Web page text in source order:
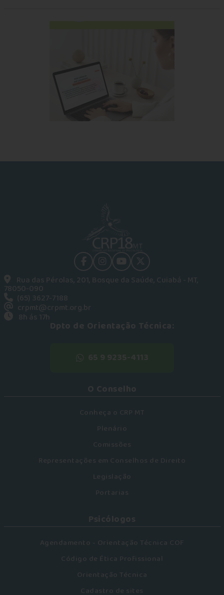
facebookinstagram
youtubeTwitter
Rua das Pérolas, 201, Bosque da Saúde, Cuiabá - MT,
78050-090
(65) 3627-7188
crpmt@crpmt.org.br
8h ás 17h
Dpto de Orientação Técnica:
O Conselho
Conheça o CRP MT
Plenário
Comissões
Representações em Conselhos de Direito
Legislação
Portarias
Psicólogos
Agendamento - Orientação Técnica COF
Código de Ética Profissional
Orientação Técnica
Cadastro de sites